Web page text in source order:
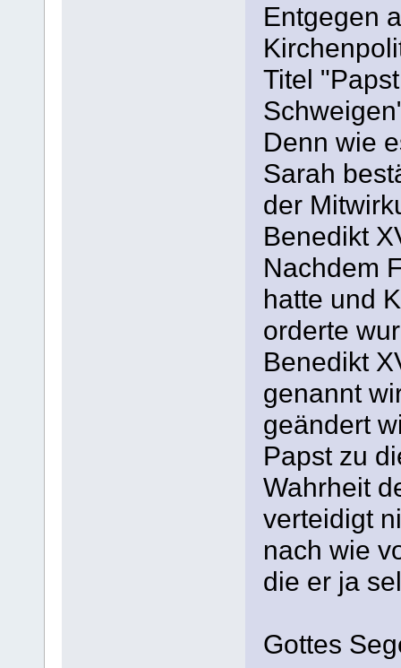
Entgegen
Titel
Denn wie
Sarah
der
Benedikt
Nachdem
hatte und
orderte
Benedikt
genannt
geändert
Papst zu
Wahrheit
verteidigt
nach wie
die er ja
Gottes